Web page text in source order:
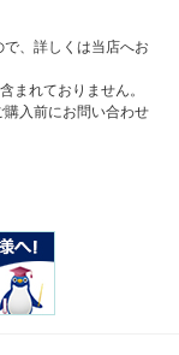
、詳しくは当店へお
まれておりません。
入前にお問い合わせ